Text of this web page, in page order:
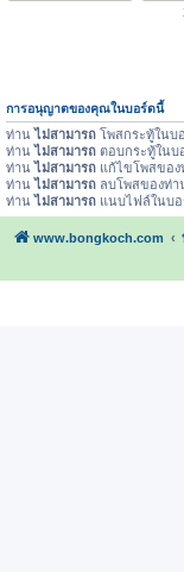
การอนุญาตของคุณในบอร์ดนี้
ท่านไม่สามารถ โพสกระทู้ในบ
ท่านไม่สามารถ ตอบกระทู้ในบ
ท่านไม่สามารถ แก้ไขโพสขอ
ท่านไม่สามารถ ลบโพสของท่
ท่านไม่สามารถ แนบไฟล์ในบ
www.bongkoch.com